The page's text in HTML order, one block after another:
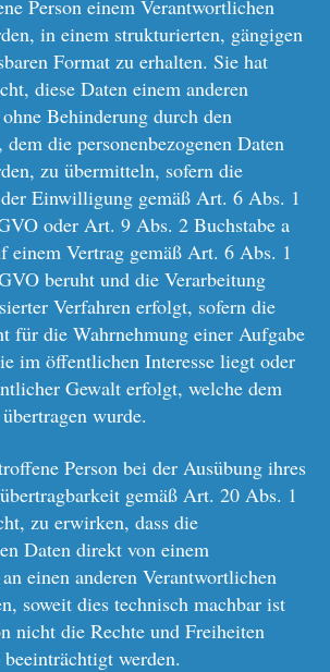
Person einem Verantwortlichen
in einem strukturierten, gängigen
Format zu erhalten. Sie hat
diese Daten einem anderen
Behinderung durch den
die personenbezogenen Daten
zu übermitteln, sofern die
Einwilligung gemäß Art. 6 Abs. 1
oder Art. 9 Abs. 2 Buchstabe a
einem Vertrag gemäß Art. 6 Abs. 1
beruht und die Verarbeitung
Verfahren erfolgt, sofern die
für die Wahrnehmung einer Aufgabe
im öffentlichen Interesse liegt oder
Gewalt erfolgt, welche dem
wurde.
Person bei der Ausübung ihres
gemäß Art. 20 Abs. 1
zu erwirken, dass die
Daten direkt von einem
einen anderen Verantwortlichen
soweit dies technisch machbar ist
nicht die Rechte und Freiheiten
werden.